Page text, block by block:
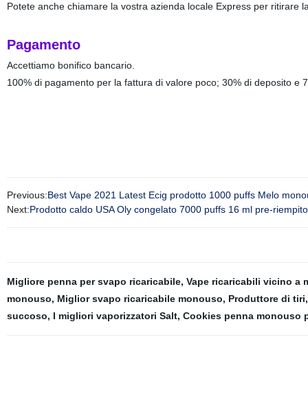
Potete anche chiamare la vostra azienda locale Express per ritirare
Pagamento
Accettiamo bonifico bancario.
100% di pagamento per la fattura di valore poco; 30% di deposito
Previous:Best Vape 2021 Latest Ecig prodotto 1000 puffs Melo
Next:Prodotto caldo USA Oly congelato 7000 puffs 16 ml pre-
Migliore penna per svapo ricaricabile, Vape ricaricabili vicino a
monouso, Miglior svapo ricaricabile monouso, Produttore di tiri
succoso, I migliori vaporizzatori Salt, Cookies penna monouso